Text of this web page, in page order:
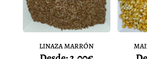
elegir
en
LINAZA MARRÓN